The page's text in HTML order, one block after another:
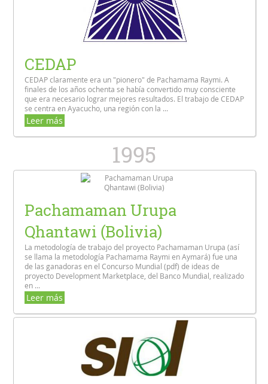
CEDAP
CEDAP claramente era un "pionero" de Pachamama Raymi. A
finales de los años ochenta se había convertido muy consciente
que era necesario lograr mejores resultados. El trabajo de CEDAP
se centra en Ayacucho, una región con la ...
Leer más
1995
Pachamaman Urupa
Qhantawi (Bolivia)
La metodología de trabajo del proyecto Pachamaman Urupa (así
se llama la metodología Pachamama Raymi en Aymará) fue una
de las ganadoras en el Concurso Mundial (pdf) de ideas de
proyecto Development Marketplace, del Banco Mundial, realizado
en ...
Leer más